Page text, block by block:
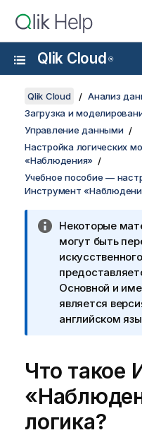
Qlik Cloud ®
Qlik Cloud
Анализ
Загрузка и
Управление данными
Настройка логических
«Наблюдения»
Учебное пособие —
Инструмент
Некоторые
могут быть
Основной и
является
английском
Что такое
логика?